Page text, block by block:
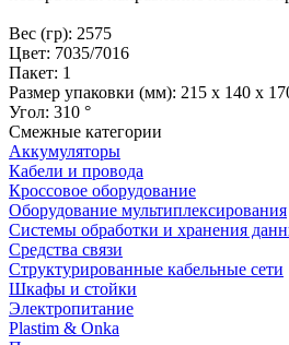
Вес (гр): 2575
Цвет: 7035/7016
Пакет: 1
Размер упаковки (мм): 215 х 140 х
Угол: 310 °
Смежные категории
Аккумуляторы
Кабели и провода
Кроссовое оборудование
Оборудование мультиплексирования
Системы обработки и хранения
Средства связи
Структурированные кабельные сети
Шкафы и стойки
Электропитание
Plastim & Onka